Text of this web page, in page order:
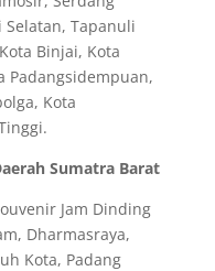
Tapanuli
Binjai, Kota
Padangsidempuan,
Kota
Sumatra Barat
Jam Dinding
Dharmasraya,
Kota, Padang